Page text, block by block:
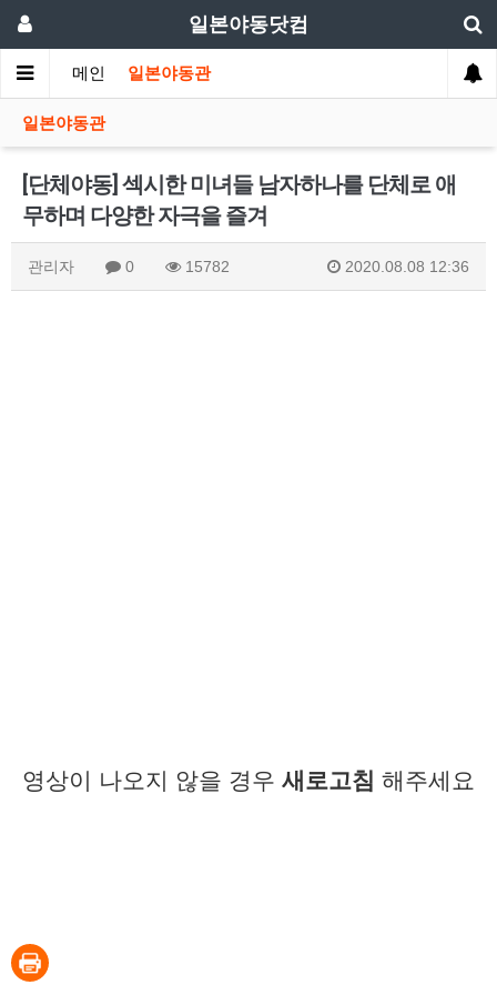
일본야동닷컴
메인 일본야동관
일본야동관
[단체야동] 섹시한 미녀들 남자하나를 단체로 애
무하며 다양한 자극을 즐겨
관리자 0 15782 2020.08.08 12:36
영상이 나오지 않을 경우 새로고침 해주세요